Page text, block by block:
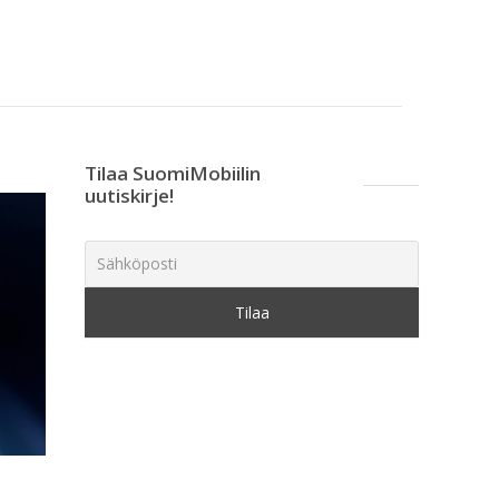
Tilaa SuomiMobiilin
uutiskirje!